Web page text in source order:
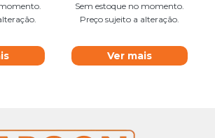
Sem estoque no momento.
Preço sujeito a alteração.
Ver mais